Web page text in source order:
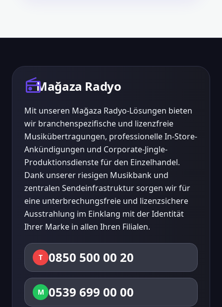
radioMağaza Radyo
Mit unseren Mağaza Radyo-Lösungen bieten
wir branchenspezifische und lizenzfreie
Musikübertragungen, professionelle In-Store-
Ankündigungen und Corporate-Jingle-
Produktionsdienste für den Einzelhandel.
Dank unserer riesigen Musikbank und
zentralen Sendeinfrastruktur sorgen wir für
eine unterbrechungsfreie und lizenzsichere
Ausstrahlung im Einklang mit der Identität
Ihrer Marke in allen Ihren Filialen.
T 0850 500 00 20
M 0539 699 00 00